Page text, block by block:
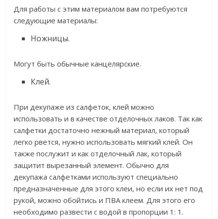
Для работы с этим материалом вам потребуются
следующие материалы:
Ножницы.
Могут быть обычные канцелярские.
Клей.
При декупаже из салфеток, клей можно
использовать и в качестве отделочных лаков. Так как
салфетки достаточно нежный материал, который
легко рвется, нужно использовать мягкий клей. Он
также послужит и как отделочный лак, который
защитит вырезанный элемент. Обычно для
декупажа салфетками используют специально
предназначенные для этого клеи, но если их нет под
рукой, можно обойтись и ПВА клеем. Для этого его
необходимо развести с водой в пропорции 1: 1.